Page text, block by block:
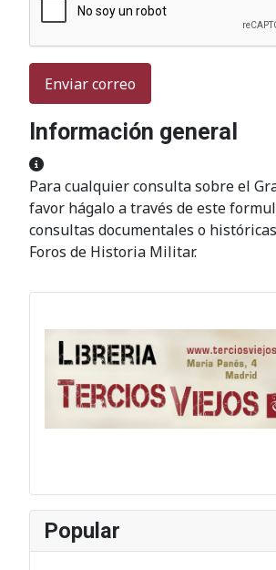
Enviar correo
Información general
Información general
Para cualquier consulta sobre el
favor hágalo a través de este
consultas documentales o
Foros de Historia Militar.
Popular